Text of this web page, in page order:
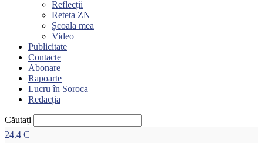
Reflecții
Reteta ZN
Școala mea
Video
Publicitate
Contacte
Abonare
Rapoarte
Lucru în Soroca
Redacția
Căutați
24.4 C